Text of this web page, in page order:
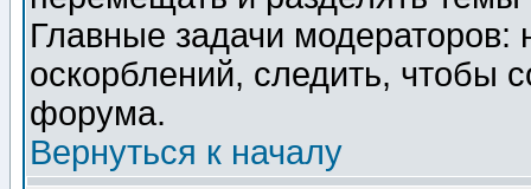
Главные задачи
оскорблений, следить, чтобы
форума.
Вернуться к началу